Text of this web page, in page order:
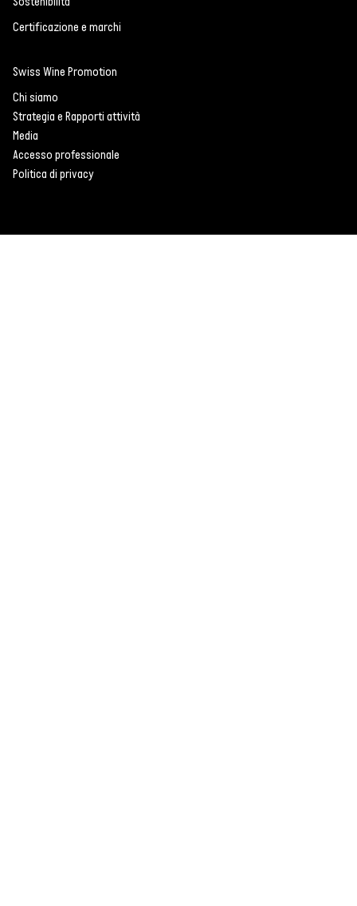
Certificazione e marchi
Swiss Wine Promotion
Chi siamo
Strategia e Rapporti attività
Media
Accesso professionale
Politica di privacy